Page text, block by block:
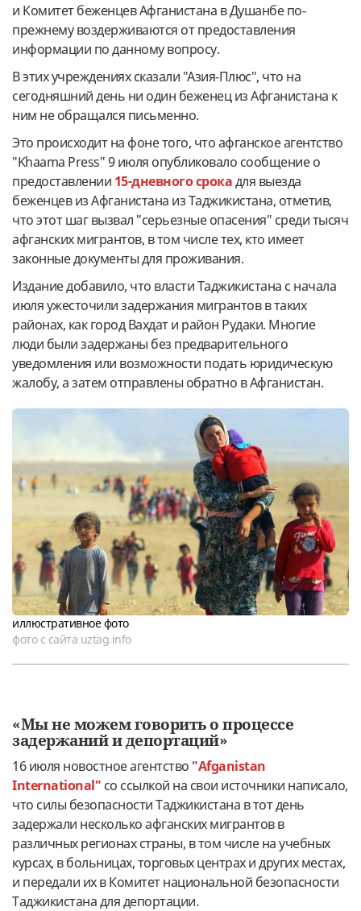
и Комитет беженцев Афганистана в Душанбе по-
прежнему воздерживаются от предоставления
информации по данному вопросу.
В этих учреждениях сказали "Азия-Плюс", что на
сегодняшний день ни один беженец из Афганистана к
ним не обращался письменно.
Это происходит на фоне того, что афганское агентство
"Khaama Press" 9 июля опубликовало сообщение о
предоставлении 15-дневного срокадля выезда
беженцев из Афганистана из Таджикистана, отметив,
что этот шаг вызвал "серьезные опасения" среди тысяч
афганских мигрантов, в том числе тех, кто имеет
законные документы для проживания.
Издание добавило, что власти Таджикистана с начала
июля ужесточили задержания мигрантов в таких
районах, как город Вахдат и район Рудаки. Многие
люди были задержаны без предварительного
уведомления или возможности подать юридическую
жалобу, а затем отправлены обратно в Афганистан.
иллюстративное фото
фото с сайта uztag.info
«Мы не можем говорить о процессе
задержаний и депортаций»
16 июля новостное агентство "Afganistan
International" со ссылкой на свои источники написало,
что силы безопасности Таджикистана в тот день
задержали несколько афганских мигрантов в
различных регионах страны, в том числе на учебных
курсах, в больницах, торговых центрах и других местах,
и передали их в Комитет национальной безопасности
Таджикистана для депортации.